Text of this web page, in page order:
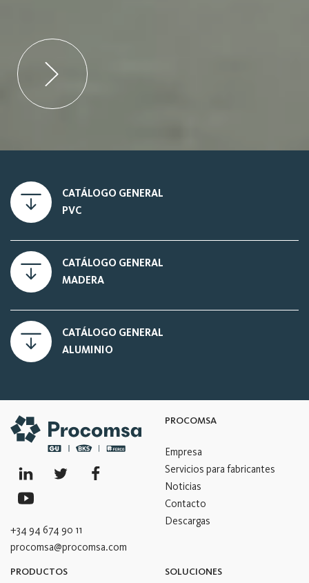
CATÁLOGO GENERAL
PVC
CATÁLOGO GENERAL
MADERA
CATÁLOGO GENERAL
ALUMINIO
+34 94 674 90 11
procomsa@procomsa.com
PROCOMSA
Empresa
Servicios para fabricantes
Noticias
Contacto
Descargas
PRODUCTOS SOLUCIONES